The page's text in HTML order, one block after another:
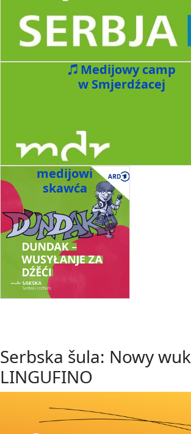
Medijowy camp
w Smjerdźacej
medijowi
skawća
Serbska šula: Nowy
LINGUFINO